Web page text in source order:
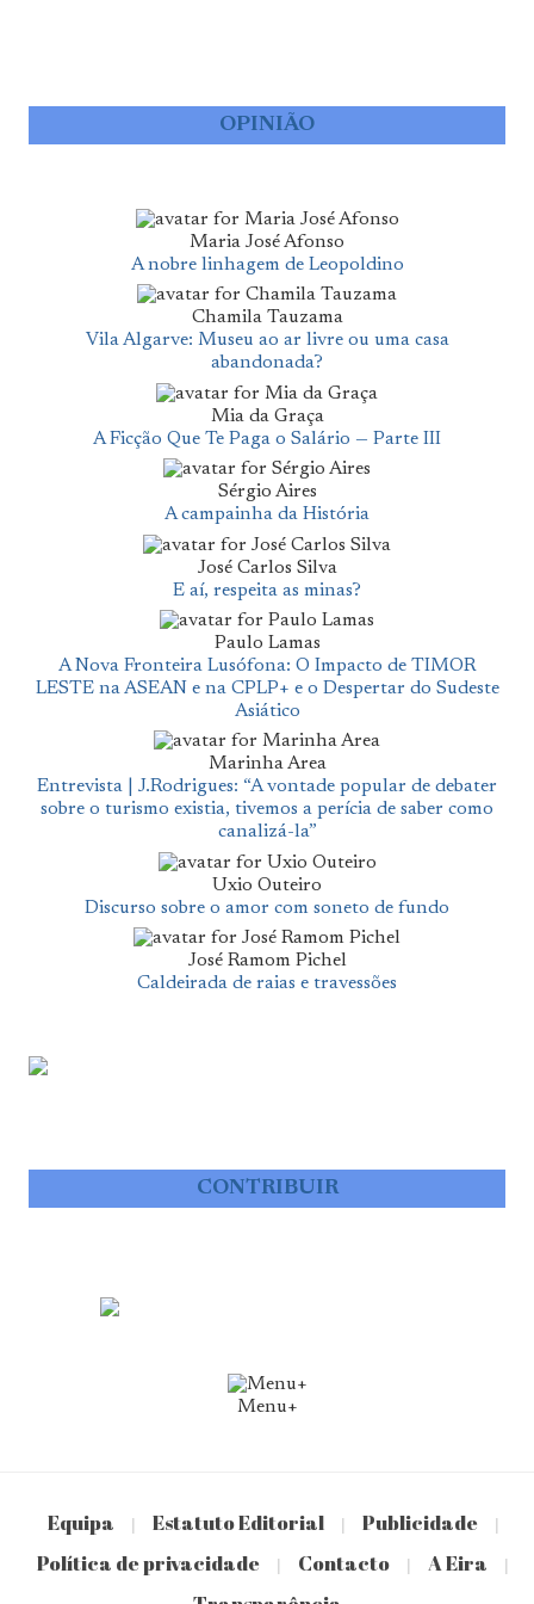
OPINIÃO
Maria José Afonso
A nobre linhagem de Leopoldino
Chamila Tauzama
Vila Algarve: Museu ao ar livre ou uma casa
abandonada?
Mia da Graça
A Ficção Que Te Paga o Salário — Parte III
Sérgio Aires
A campainha da História
José Carlos Silva
E aí, respeita as minas?
Paulo Lamas
A Nova Fronteira Lusófona: O Impacto de TIMOR
LESTE na ASEAN e na CPLP+ e o Despertar do Sudeste
Asiático
Marinha Area
Entrevista | J.Rodrigues: “A vontade popular de debater
sobre o turismo existia, tivemos a perícia de saber como
canalizá-la”
Uxio Outeiro
Discurso sobre o amor com soneto de fundo
José Ramom Pichel
Caldeirada de raias e travessões
CONTRIBUIR
Menu+
Equipa | Estatuto Editorial | Publicidade |
Política de privacidade | Contacto | A Eira |